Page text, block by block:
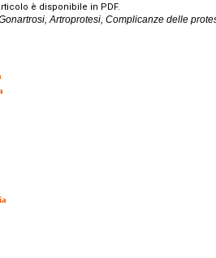
è disponibile in PDF.
Artroprotesi, Complicanze delle